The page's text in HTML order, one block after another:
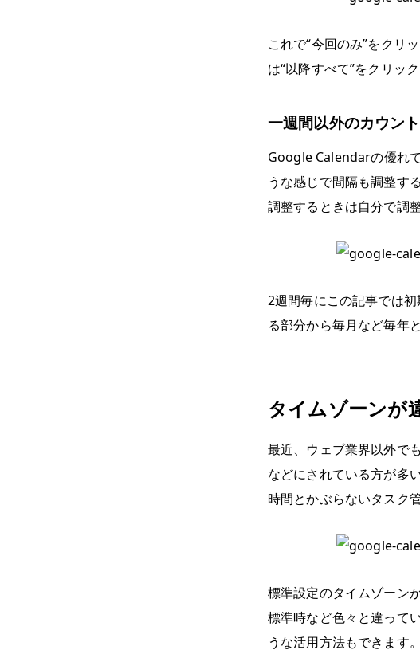
これで“今回のみ”をクリ
は“以降すべて”をクリック
一週間以外のカウン
Google Calendarの優れ
うな感じで間隔も調整す
調整するときは自分で調
2週間毎にこの記事では
る部分から毎月など毎年
タイムゾーンが
最近、ウェブ業界以外で
などにされている方が多
時間とかぶらないタスク
標準設定のタイムゾーン
標準時など色々と違って
うな活用方法もできます。